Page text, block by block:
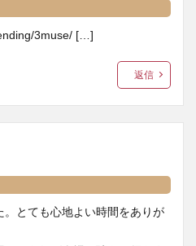
3muse/ […]
返信
とても心地よい時間をありが